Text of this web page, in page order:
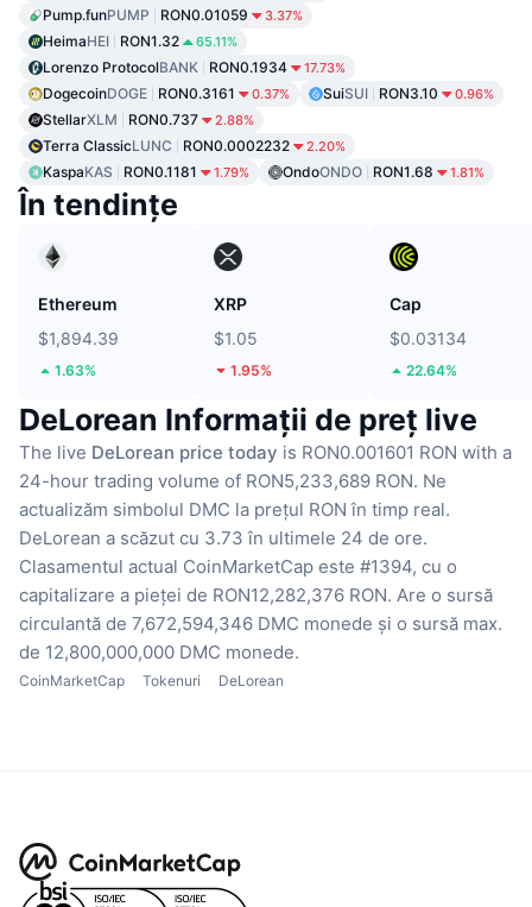
Pump.funPUMP RON0.01059 3.37%
HeimaHEI RON1.32 65.11%
Lorenzo ProtocolBANK RON0.1934 17.73%
DogecoinDOGE RON0.3161 0.37% SuiSUI RON3.10 0.96%
StellarXLM RON0.737 2.88%
Terra ClassicLUNC RON0.0002232 2.20%
KaspaKAS RON0.1181 1.79% OndoONDO RON1.68 1.81%
În tendințe
Ethereum
$1,894.39
1.63%
XRP
$1.05
1.95%
Cap
$0.03134
22.64%
DeLorean Informații de preț live
The live DeLorean price today is RON0.001601 RON with a
24-hour trading volume of RON5,233,689 RON. Ne
actualizăm simbolul DMC la prețul RON în timp real.
DeLorean a scăzut cu 3.73 în ultimele 24 de ore.
Clasamentul actual CoinMarketCap este #1394, cu o
capitalizare a pieței de RON12,282,376 RON. Are o sursă
circulantă de 7,672,594,346 DMC monede și o sursă max.
de 12,800,000,000 DMC monede.
CoinMarketCap Tokenuri DeLorean